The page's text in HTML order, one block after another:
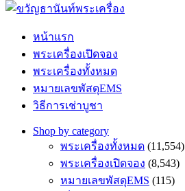
หน้าแรก
พระเครื่องเปิดจอง
พระเครื่องทั้งหมด
หมายเลขพัสดุEMS
วิธีการเช่าบูชา
Shop by category
พระเครื่องทั้งหมด (11,554)
พระเครื่องเปิดจอง (8,543)
หมายเลขพัสดุEMS (115)